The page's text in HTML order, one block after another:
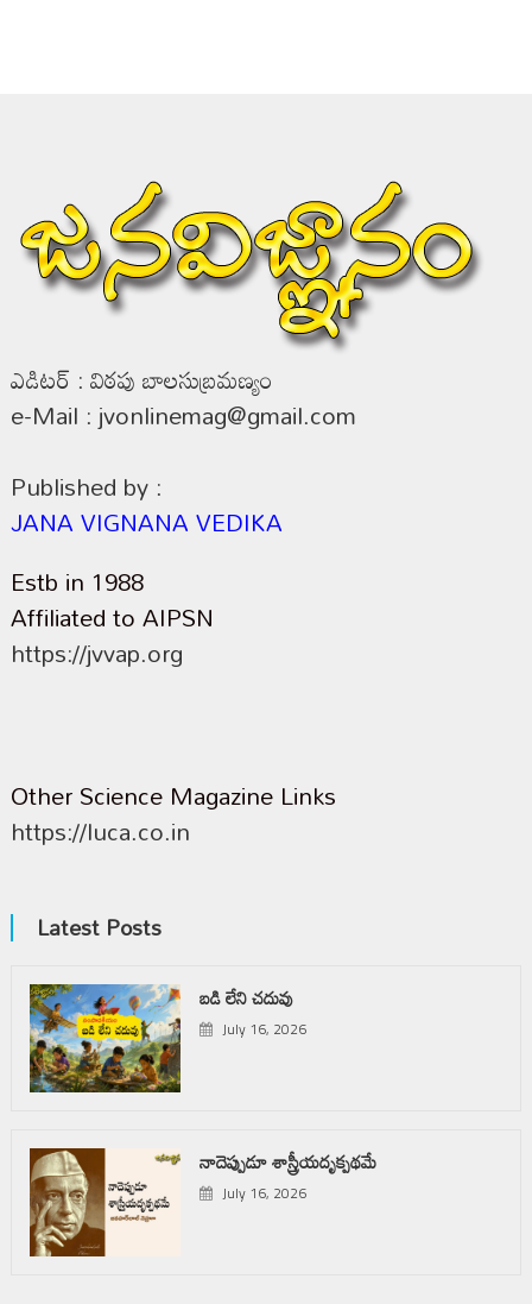
ఎడిటర్ : విఠపు బాలసుబ్రమణ్యం
e-Mail : jvonlinemag@gmail.com
Published by :
JANA VIGNANA VEDIKA
Estb in 1988
Affiliated to AIPSN
https://jvvap.org
Other Science Magazine Links
https://luca.co.in
Latest Posts
బడి లేని చదువు
July 16, 2026
నాదెప్పుడూ శాస్త్రీయదృక్పథమే
July 16, 2026